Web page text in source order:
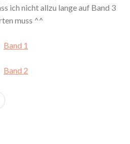
ich nicht allzu lange auf Band 3
muss ^^
Band 1
Band 2